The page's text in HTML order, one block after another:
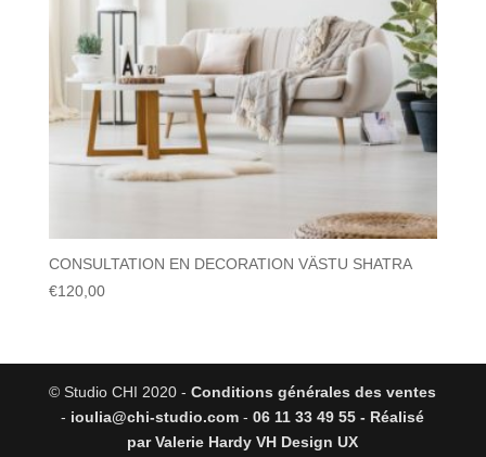
CONSULTATION EN DECORATION VÄSTU SHATRA
€120,00
© Studio CHI 2020 -Conditions générales des ventes
- ioulia@chi-studio.com -06 11 33 49 55 - Réalisé
par Valerie Hardy VH Design UX